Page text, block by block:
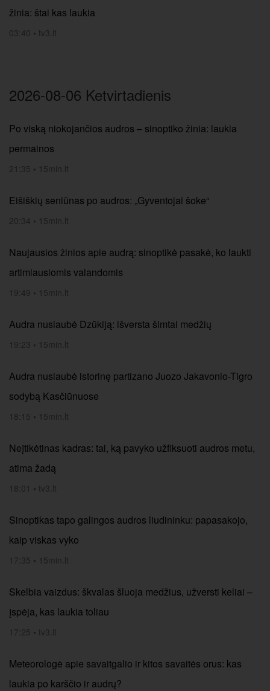
žinia: štai kas laukia
03:40 • tv3.lt
2026-08-06 Ketvirtadienis
Po viską niokojančios audros – sinoptiko žinia: laukia
permainos
21:35 • 15min.lt
Eišiškių seniūnas po audros: „Gyventojai šoke“
20:34 • 15min.lt
Naujausios žinios apie audrą: sinoptikė pasakė, ko laukti
artimiausiomis valandomis
19:49 • 15min.lt
Audra nusiaubė Dzūkiją: išversta šimtai medžių
19:23 • 15min.lt
Audra nusiaubė istorinę partizano Juozo Jakavonio-Tigro
sodybą Kasčiūnuose
18:15 • 15min.lt
Neįtikėtinas kadras: tai, ką pavyko užfiksuoti audros metu,
atima žadą
18:01 • tv3.lt
Sinoptikas tapo galingos audros liudininku: papasakojo,
kaip viskas vyko
17:35 • 15min.lt
Skelbia vaizdus: škvalas šluoja medžius, užversti keliai –
įspėja, kas laukia toliau
17:25 • tv3.lt
Meteorologė apie savaitgalio ir kitos savaitės orus: kas
laukia po karščio ir audrų?